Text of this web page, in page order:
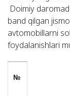
Doimiy daromad
band qilgan
avtomobillarni
foydalanishlari
№